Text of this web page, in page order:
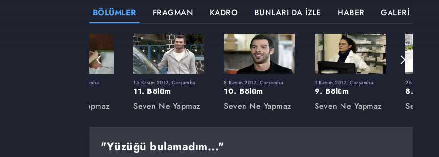
BÖLÜMLER FRAGMAN KADRO BUNLARI DA İZLE HABER GALERİ
6 Eylül 2017, Çarşamba
Seven Ne Yapmaz
15 Kasım 2017, Çarşamba
11. Bölüm
Seven Ne Yapmaz
8 Kasım 2017, Çarşamba
10. Bölüm
Seven Ne Yapmaz
1 Kasım 2017, Çarşamba
9. Bölüm
Seven Ne Yapmaz
25 Ekim 2017,
8. Bölüm
Seven
"Yüzüğü bulamadım..."